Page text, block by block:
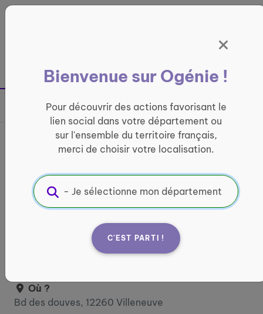
France entière
Bienvenue sur Ogénie !
Pour découvrir des actions favorisant le
lien social dans votre département ou
sur l'ensemble du territoire français,
merci de choisir votre localisation.
C'EST PARTI !
Partager sur
La Galette à Decazeville
CONVIVIALITÉ
Informations pratiques :
Le 14 janvier 2027
Où ?
Bd des douves, 12260 Villeneuve
Panneau de gestion des cookies